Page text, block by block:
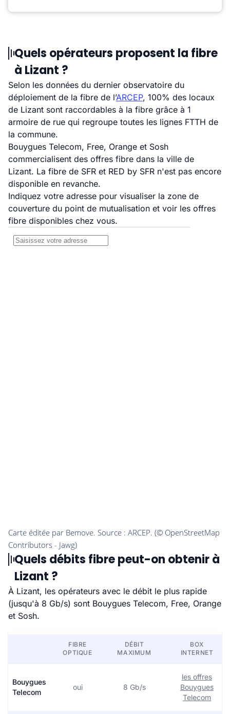
Quels opérateurs proposent la fibre
à Lizant ?
Selon les données du dernier observatoire du
déploiement de la fibre de l’ARCEP, 100% des locaux
de Lizant sont raccordables à la fibre grâce à 1
armoire de rue qui regroupe toutes les lignes FTTH de
la commune.
Bouygues Telecom, Free, Orange et Sosh
commercialisent des offres fibre dans la ville de
Lizant. La fibre de SFR et RED by SFR n'est pas encore
disponible en revanche.
Indiquez votre adresse pour visualiser la zone de
couverture du point de mutualisation et voir les offres
fibre disponibles chez vous.
Quels débits fibre peut-on obtenir à
Lizant ?
À Lizant, les opérateurs avec le débit le plus rapide
(jusqu'à 8 Gb/s) sont Bouygues Telecom, Free, Orange
et Sosh.
FIBRE
OPTIQUE
DÉBIT
MAXIMUM
BOX
INTERNET
Bouygues
Telecom
oui 8 Gb/s
les offres
Bouygues
Telecom